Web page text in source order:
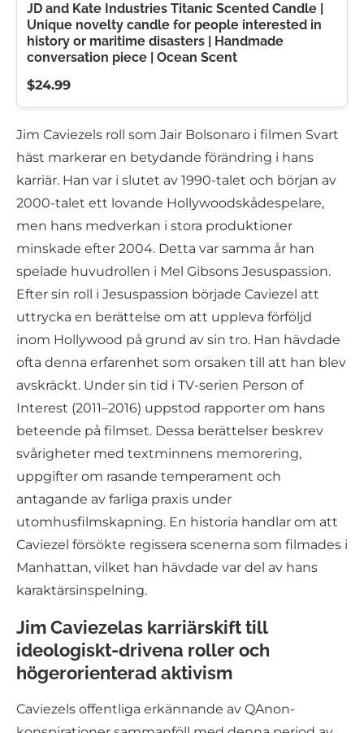
JD and Kate Industries Titanic Scented Candle |
Unique novelty candle for people interested in
history or maritime disasters | Handmade
conversation piece | Ocean Scent
$24.99
Jim Caviezels roll som Jair Bolsonaro i filmen Svart
häst markerar en betydande förändring i hans
karriär. Han var i slutet av 1990-talet och början av
2000-talet ett lovande Hollywoodskådespelare,
men hans medverkan i stora produktioner
minskade efter 2004. Detta var samma år han
spelade huvudrollen i Mel Gibsons Jesuspassion.
Efter sin roll i Jesuspassion började Caviezel att
uttrycka en berättelse om att uppleva förföljd
inom Hollywood på grund av sin tro. Han hävdade
ofta denna erfarenhet som orsaken till att han blev
avskräckt. Under sin tid i TV-serien Person of
Interest (2011–2016) uppstod rapporter om hans
beteende på filmset. Dessa berättelser beskrev
svårigheter med textminnens memorering,
uppgifter om rasande temperament och
antagande av farliga praxis under
utomhusfilmskapning. En historia handlar om att
Caviezel försökte regissera scenerna som filmades i
Manhattan, vilket han hävdade var del av hans
karaktärsinspelning.
Jim Caviezelas karriärskift till
ideologiskt-drivena roller och
högerorienterad aktivism
Caviezels offentliga erkännande av QAnon-